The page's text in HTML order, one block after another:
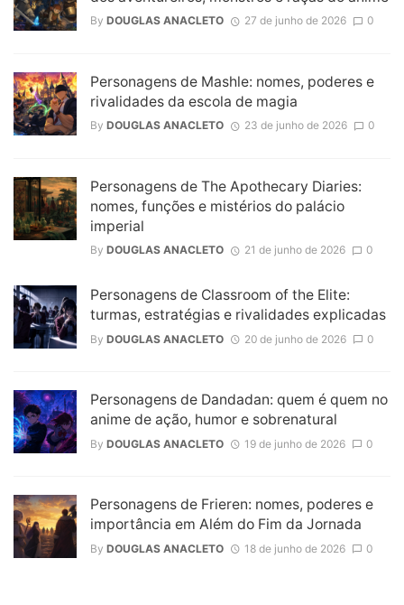
By DOUGLAS ANACLETO 27 de junho de 2026 0
Personagens de Mashle: nomes, poderes e
rivalidades da escola de magia
By DOUGLAS ANACLETO 23 de junho de 2026 0
Personagens de The Apothecary Diaries:
nomes, funções e mistérios do palácio
imperial
By DOUGLAS ANACLETO 21 de junho de 2026 0
Personagens de Classroom of the Elite:
turmas, estratégias e rivalidades explicadas
By DOUGLAS ANACLETO 20 de junho de 2026 0
Personagens de Dandadan: quem é quem no
anime de ação, humor e sobrenatural
By DOUGLAS ANACLETO 19 de junho de 2026 0
Personagens de Frieren: nomes, poderes e
importância em Além do Fim da Jornada
By DOUGLAS ANACLETO 18 de junho de 2026 0